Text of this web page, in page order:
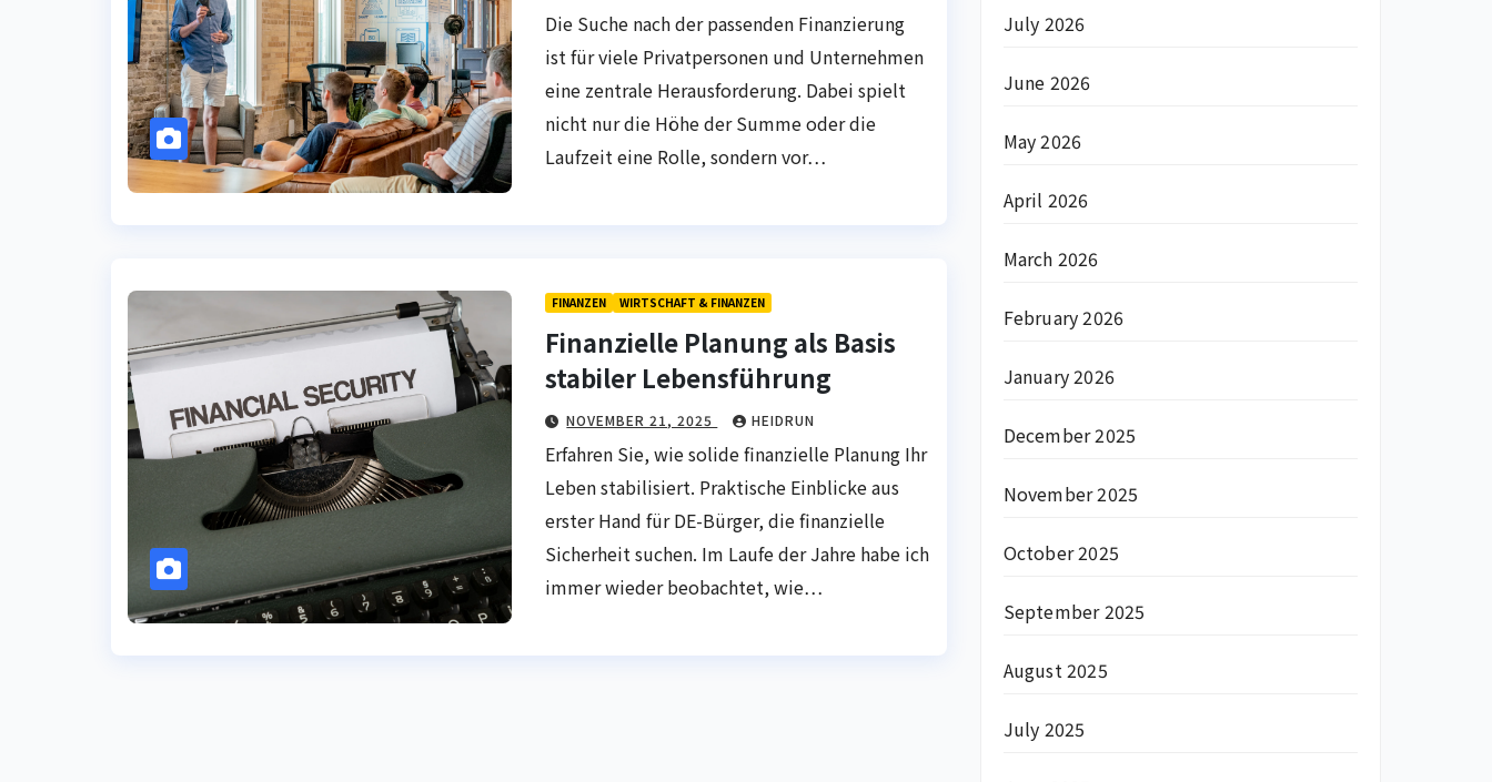
Die Suche nach der passenden Finanzierung
ist für viele Privatpersonen und Unternehmen
eine zentrale Herausforderung. Dabei spielt
nicht nur die Höhe der Summe oder die
Laufzeit eine Rolle, sondern vor…
FINANZEN WIRTSCHAFT & FINANZEN
Finanzielle Planung als Basis
stabiler Lebensführung
NOVEMBER 21, 2025 HEIDRUN
Erfahren Sie, wie solide finanzielle Planung Ihr
Leben stabilisiert. Praktische Einblicke aus
erster Hand für DE-Bürger, die finanzielle
Sicherheit suchen. Im Laufe der Jahre habe ich
immer wieder beobachtet, wie…
July 2026
June 2026
May 2026
April 2026
March 2026
February 2026
January 2026
December 2025
November 2025
October 2025
September 2025
August 2025
July 2025